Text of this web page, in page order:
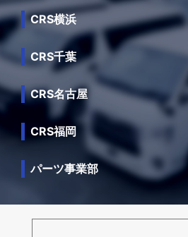
CRS横浜
CRS千葉
CRS名古屋
CRS福岡
パーツ事業部